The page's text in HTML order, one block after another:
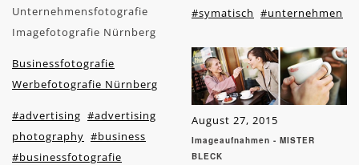
Unternehmensfotografie
Imagefotografie Nürnberg
Businessfotografie
Werbefotografie Nürnberg
#advertising #advertising
photography #business
#businessfotografie
#symatisch #unternehmen
August 27, 2015
Imageaufnahmen - MISTER
BLECK